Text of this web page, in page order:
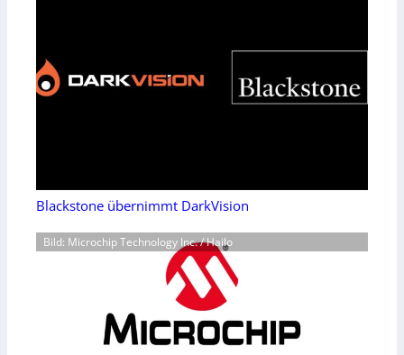
Blackstone übernimmt DarkVision
Bild: Microchip Technology Inc. / Hailo